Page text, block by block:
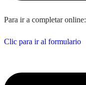
Para ir a completar online:
Clic para ir al formulario